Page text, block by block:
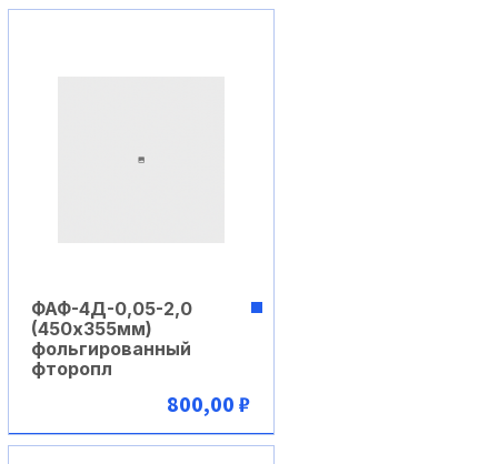
В корзину
В корзину
ФАФ-4Д-0,05-2,0
(450х355мм)
фольгированный
фторопл
800,00 ₽